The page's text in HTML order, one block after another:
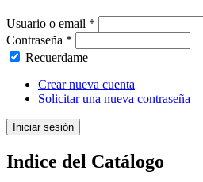
Usuario o email *
Contraseña *
Recuerdame
Crear nueva cuenta
Solicitar una nueva contraseña
Indice del Catálogo